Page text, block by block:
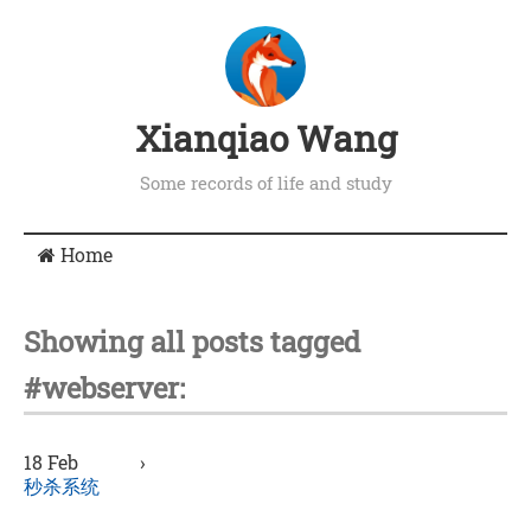
Xianqiao Wang
Some records of life and study
Home
Showing all posts tagged
#webserver:
18 Feb
›
秒杀系统